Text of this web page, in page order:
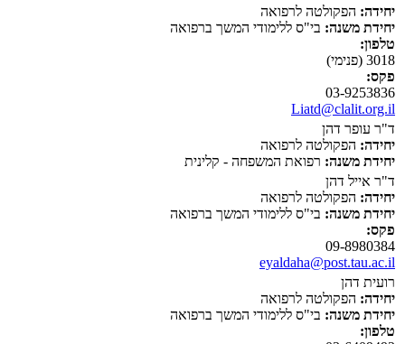
יחידה: הפקולטה לרפואה
יחידת משנה: בי"ס ללימודי המשך ברפואה
טלפון:
3018 (פנימי)
פקס:
03-9253836
Liatd@clalit.org.il
ד"ר עופר דהן
יחידה: הפקולטה לרפואה
יחידת משנה: רפואת המשפחה - קלינית
ד"ר אייל דהן
יחידה: הפקולטה לרפואה
יחידת משנה: בי"ס ללימודי המשך ברפואה
פקס:
09-8980384
eyaldaha@post.tau.ac.il
רועית דהן
יחידה: הפקולטה לרפואה
יחידת משנה: בי"ס ללימודי המשך ברפואה
טלפון: